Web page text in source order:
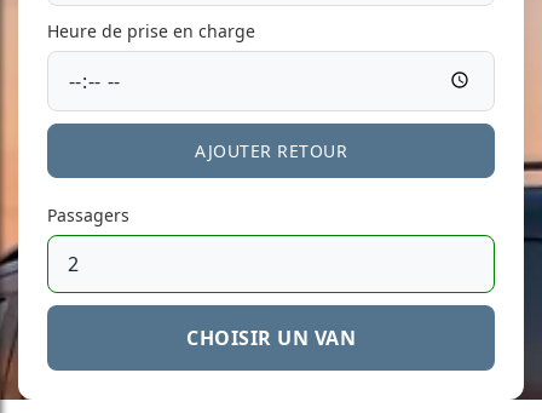
Heure de prise en charge
AJOUTER RETOUR
Passagers
CHOISIR UN VAN